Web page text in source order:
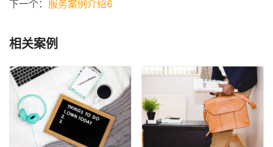
下一个： 服务案例介绍6
相关案例